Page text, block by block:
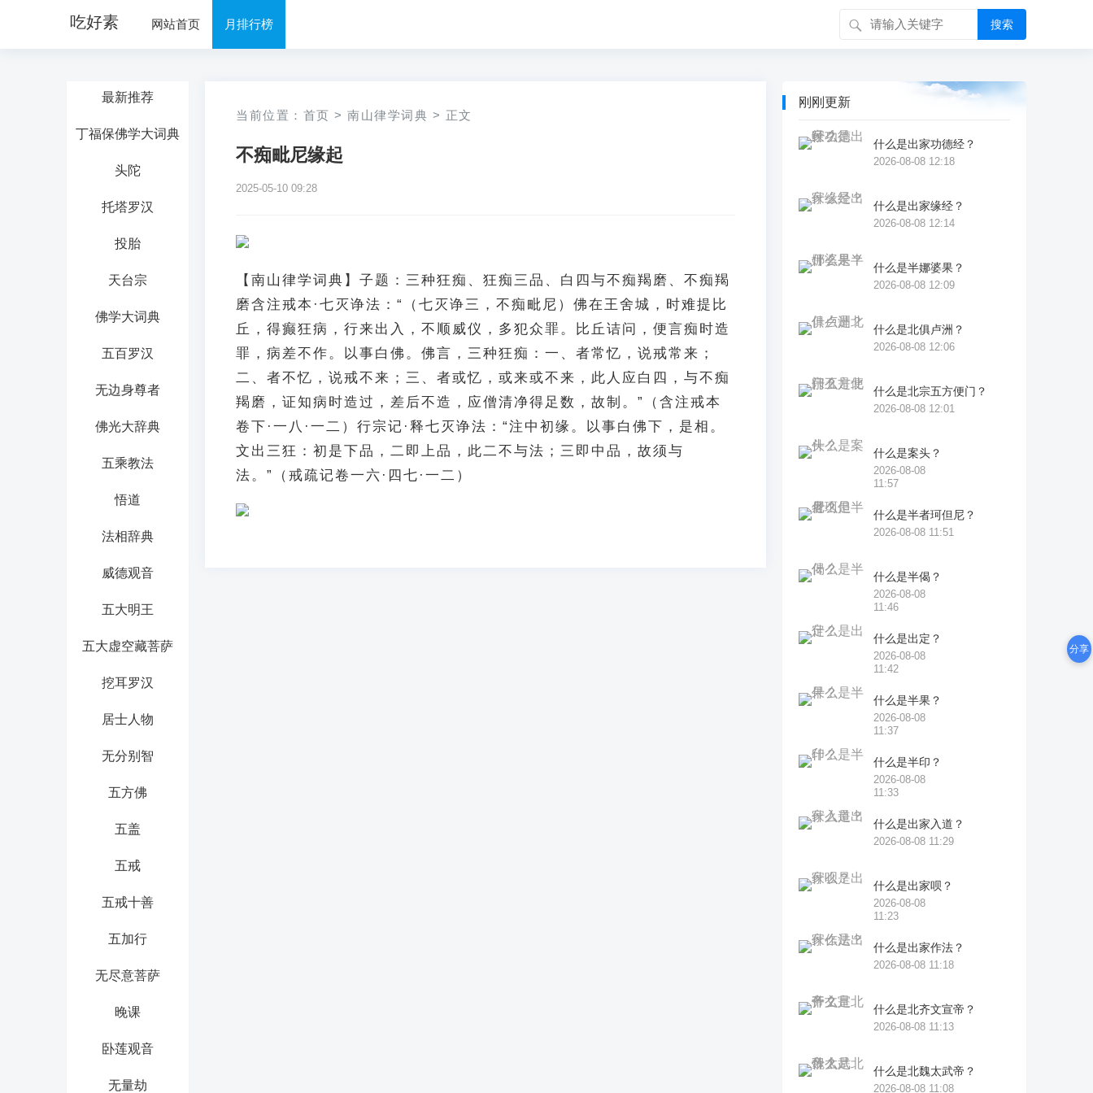
吃好素 网站首页 月排行榜 搜索
最新推荐
丁福保佛学大词典
头陀
托塔罗汉
投胎
天台宗
佛学大词典
五百罗汉
无边身尊者
佛光大辞典
五乘教法
悟道
法相辞典
威德观音
五大明王
五大虚空藏菩萨
挖耳罗汉
居士人物
无分别智
五方佛
五盖
五戒
五戒十善
五加行
无尽意菩萨
晚课
卧莲观音
无量劫
当前位置： 首页 > 南山律学词典 > 正文
不痴毗尼缘起
2025-05-10 09:28
【南山律学词典】子题：三种狂痴、狂痴三品、白四与不痴羯磨、不痴羯
磨含注戒本·七灭诤法：“（七灭诤三，不痴毗尼）佛在王舍城，时难提比
丘，得癫狂病，行来出入，不顺威仪，多犯众罪。比丘诘问，便言痴时造
罪，病差不作。以事白佛。佛言，三种狂痴：一、者常忆，说戒常来；
二、者不忆，说戒不来；三、者或忆，或来或不来，此人应白四，与不痴
羯磨，证知病时造过，差后不造，应僧清净得足数，故制。”（含注戒本
卷下·一八·一二）行宗记·释七灭诤法：“注中初缘。以事白佛下，是相。
文出三狂：初是下品，二即上品，此二不与法；三即中品，故须与
法。”（戒疏记卷一六·四七·一二）
刚刚更新
什么是出家功德经？
2026-08-08 12:18
什么是出家缘经？
2026-08-08 12:14
什么是半娜婆果？
2026-08-08 12:09
什么是北俱卢洲？
2026-08-08 12:06
什么是北宗五方便门？
2026-08-08 12:01
什么是案头？
2026-08-08
11:57
什么是半者珂但尼？
2026-08-08 11:51
什么是半偈？
2026-08-08
11:46
什么是出定？
2026-08-08
11:42
什么是半果？
2026-08-08
11:37
什么是半印？
2026-08-08
11:33
什么是出家入道？
2026-08-08 11:29
什么是出家呗？
2026-08-08
11:23
什么是出家作法？
2026-08-08 11:18
什么是北齐文宣帝？
2026-08-08 11:13
什么是北魏太武帝？
2026-08-08 11:08
分享